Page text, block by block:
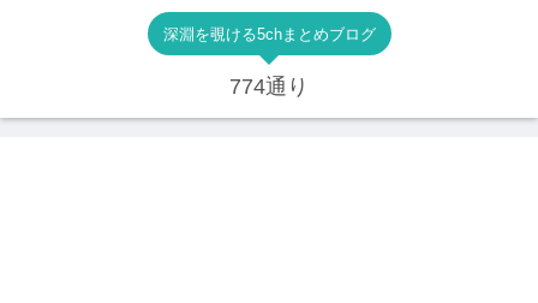
深淵を覗ける5chまとめブログ
774通り